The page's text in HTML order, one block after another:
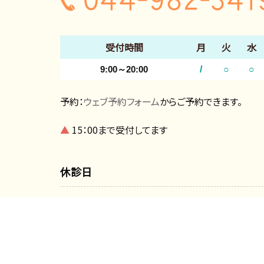
受付時間 月 火 水
9:00～20:00 / ○ ○
予約：ウェブ予約フォームからご予約できます。
▲ 15：00まで受付してます
休診日